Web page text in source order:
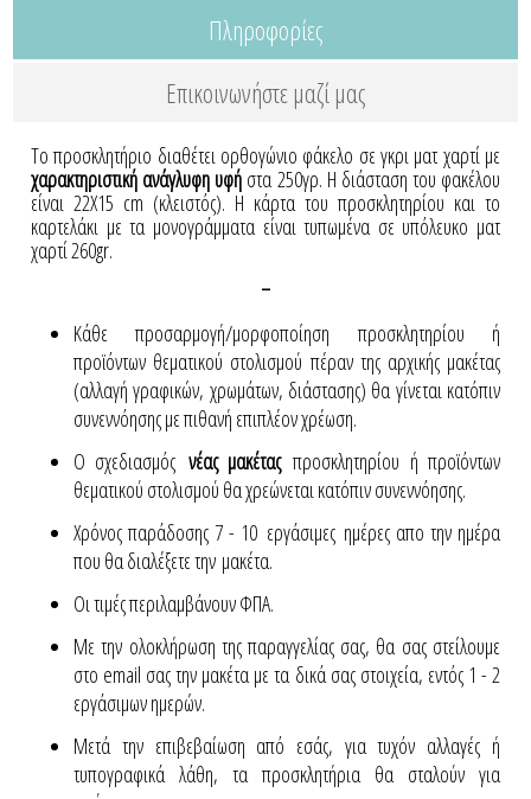
Πληροφορίες
Επικοινωνήστε μαζί μας
Το προσκλητήριο διαθέτει ορθογώνιο φάκελο σε γκρι ματ χαρτί με
χαρακτηριστική ανάγλυφη υφή στα 250γρ. Η διάσταση του φακέλου
είναι 22Χ15 cm (κλειστός). Η κάρτα του προσκλητηρίου και το
καρτελάκι με τα μονογράμματα είναι τυπωμένα σε υπόλευκο ματ
χαρτί 260gr.
-
Κάθε προσαρμογή/μορφοποίηση προσκλητηρίου ή
προϊόντων θεματικού στολισμού πέραν της αρχικής μακέτας
(αλλαγή γραφικών, χρωμάτων, διάστασης) θα γίνεται κατόπιν
συνεννόησης με πιθανή επιπλέον χρέωση.
Ο σχεδιασμός νέας μακέταςπροσκλητηρίου ή προϊόντων
θεματικού στολισμού θα χρεώνεται κατόπιν συνεννόησης.
Χρόνος παράδοσης 7 - 10 εργάσιμες ημέρες απο την ημέρα
που θα διαλέξετε την μακέτα.
Οι τιμές περιλαμβάνουν ΦΠΑ.
Με την ολοκλήρωση της παραγγελίας σας, θα σας στείλουμε
στο email σας την μακέτα με τα δικά σας στοιχεία, εντός 1 - 2
εργάσιμων ημερών.
Μετά την επιβεβαίωση από εσάς, για τυχόν αλλαγές ή
τυπογραφικά λάθη, τα προσκλητήρια θα σταλούν για